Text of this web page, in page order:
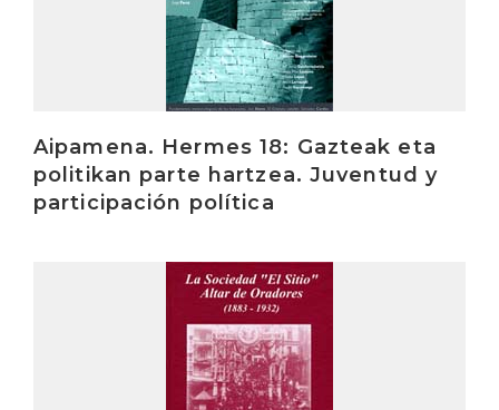
Aipamena. Hermes 18: Gazteak eta
politikan parte hartzea. Juventud y
participación política